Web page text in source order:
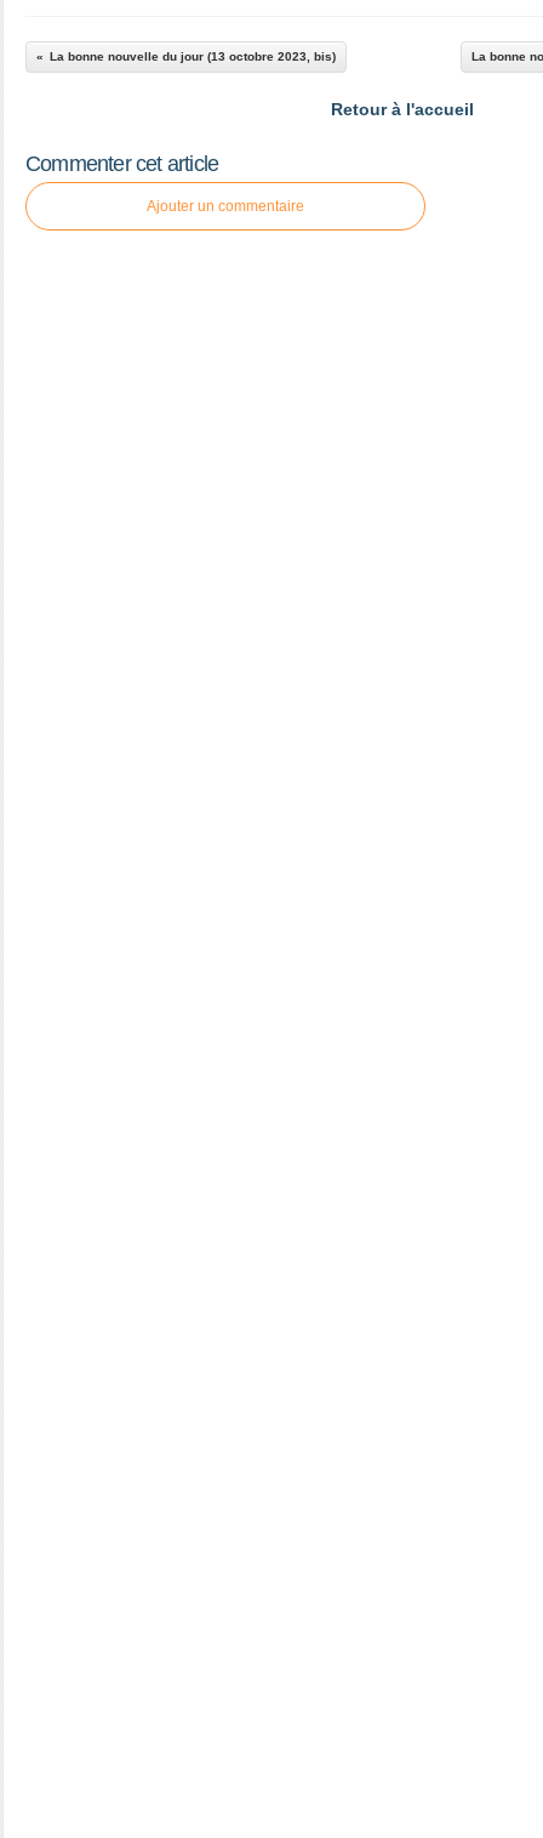
La bonne nouvelle du jour (13 octobre 2023, bis) La bonne
Retour à l'accueil
Commenter cet article
Ajouter un commentaire